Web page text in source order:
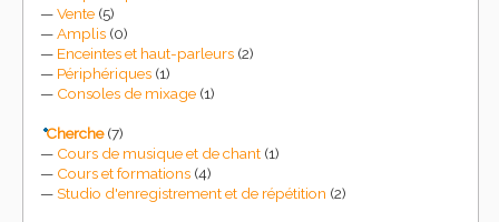
Vente (5)
Amplis (0)
Enceintes et haut-parleurs (2)
Périphériques (1)
Consoles de mixage (1)
Cherche(7)
Cours de musique et de chant (1)
Cours et formations (4)
Studio d'enregistrement et de répétition (2)